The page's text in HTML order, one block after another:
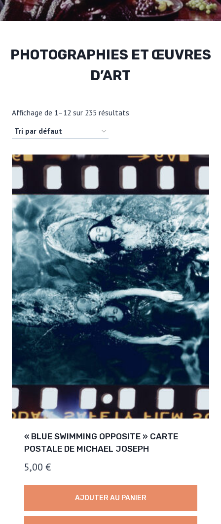
PHOTOGRAPHIES ET ŒUVRES
D’ART
Affichage de 1–12 sur 235 résultats
« BLUE SWIMMING OPPOSITE » CARTE
POSTALE DE MICHAEL JOSEPH
5,00 €
AJOUTER AU PANIER